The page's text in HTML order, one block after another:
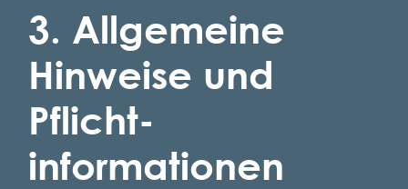
3. Allgemeine
Hinweise und
Pflicht­
informationen